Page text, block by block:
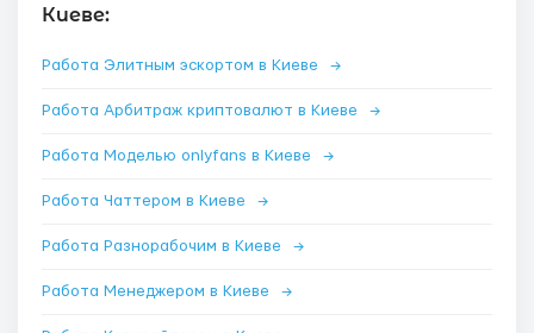
Киеве:
Работа Элитным эскортом в Киеве →
Работа Арбитраж криптовалют в Киеве →
Работа Моделью onlyfans в Киеве →
Работа Чаттером в Киеве →
Работа Разнорабочим в Киеве →
Работа Менеджером в Киеве →